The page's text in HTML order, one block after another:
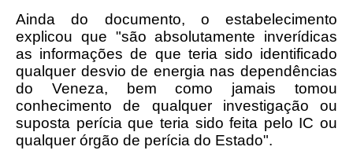
Ainda do documento, o estabelecimento
explicou que "são absolutamente inverídicas
as informações de que teria sido identificado
qualquer desvio de energia nas dependências
do Veneza, bem como jamais tomou
conhecimento de qualquer investigação ou
suposta perícia que teria sido feita pelo IC ou
qualquer órgão de perícia do Estado".